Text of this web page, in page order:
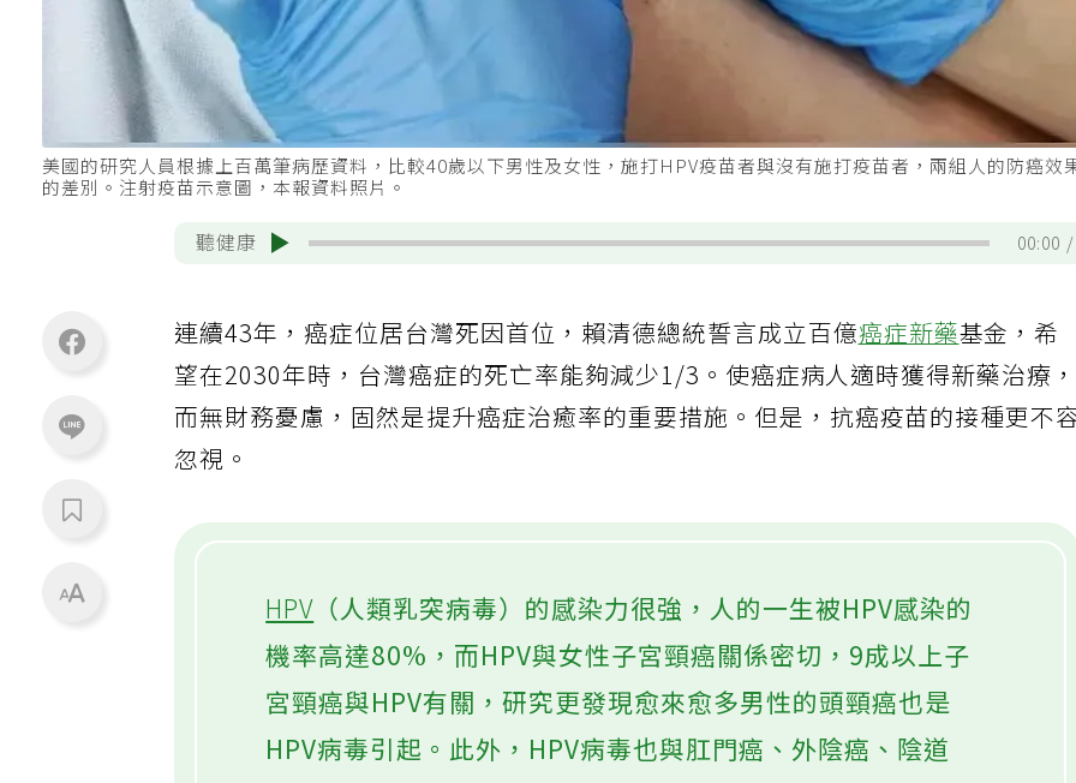
美國的研究人員根據上百萬筆病歷資料，比較40歲以下男性及女性，施打HPV疫苗者與沒有施打疫苗者，兩組人的防癌效
的差別。注射疫苗示意圖，本報資料照片。
聽健康 00:00
連續43年，癌症位居台灣死因首位，賴清德總統誓言成立百億癌症新藥基金，希
望在2030年時，台灣癌症的死亡率能夠減少1/3。使癌症病人適時獲得新藥治療
而無財務憂慮，固然是提升癌症治癒率的重要措施。但是，抗癌疫苗的接種更不
忽視。
HPV （人類乳突病毒）的感染力很強，人的一生被HPV感染的
機率高達80%，而HPV與女性子宮頸癌關係密切，9成以上子
宮頸癌與HPV有關，研究更發現愈來愈多男性的頭頸癌也是
HPV病毒引起。此外，HPV病毒也與肛門癌、外陰癌、陰道